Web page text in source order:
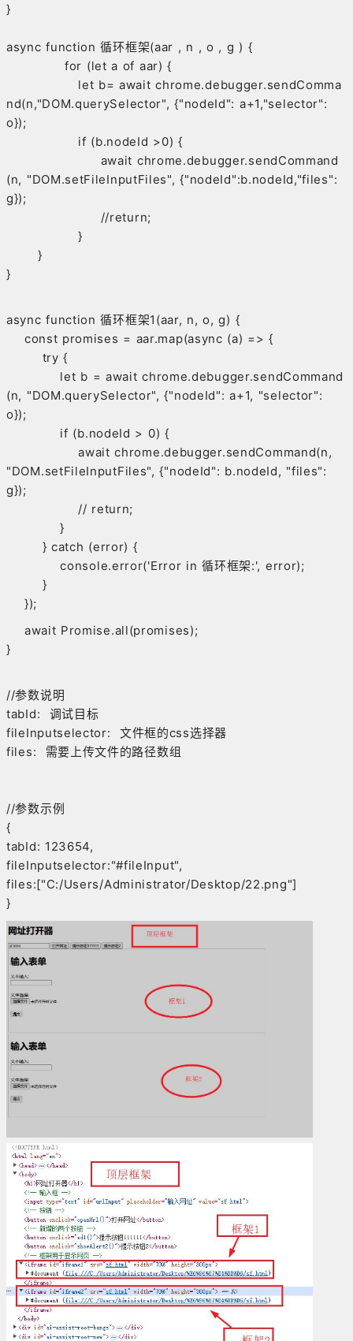
}
async function 循环框架(aar , n , o , g ) {
for (let a of aar) {
let b= await chrome.debugger.sendComma
nd(n,"DOM.querySelector", {"nodeId": a+1,"selector":
o});
if (b.nodeId >0) {
await chrome.debugger.sendCommand
(n, "DOM.setFileInputFiles", {"nodeId":b.nodeId,"files":
g});
//return;
}
}
}
async function 循环框架1(aar, n, o, g) {
const promises = aar.map(async (a) => {
try {
let b = await chrome.debugger.sendCommand
(n, "DOM.querySelector", {"nodeId": a+1, "selector":
o});
if (b.nodeId > 0) {
await chrome.debugger.sendCommand(n,
"DOM.setFileInputFiles", {"nodeId": b.nodeId, "files":
g});
// return;
}
} catch (error) {
console.error('Error in 循环框架:', error);
}
});
await Promise.all(promises);
}
//参数说明
tabId: 调试目标
fileInputselector: 文件框的css选择器
files: 需要上传文件的路径数组
//参数示例
{
tabId: 123654,
fileInputselector:"#fileInput",
files:["C:/Users/Administrator/Desktop/22.png"]
}